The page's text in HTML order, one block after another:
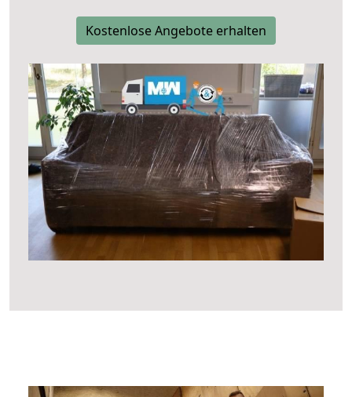
Kostenlose Angebote erhalten